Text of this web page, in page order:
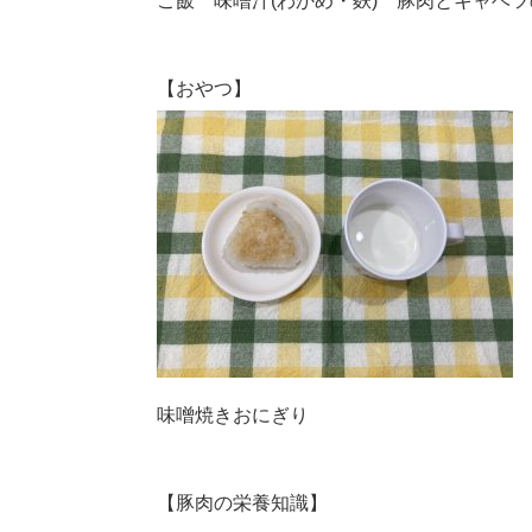
【おやつ】
味噌焼きおにぎり
【豚肉の栄養知識】